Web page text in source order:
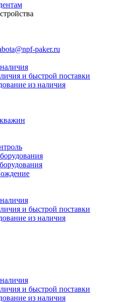
paker.ru
и быстрой поставки
и быстрой поставки
и быстрой поставки